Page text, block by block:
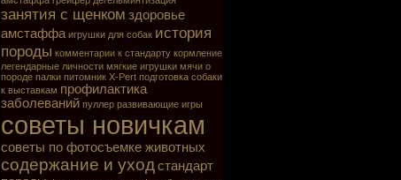
занятия с щенком здоровье
амстаффа игрушки для собак история
породы комментарии к стандарту кормление
легендарные личности мягкие игрушки мячи о
породе палки питомник X-Pert подготовка собаки
к выставкам профилактика
заболеваний пуллер развивающие игры
советы новичкам
советы по фотосъемке животных
содержание и уход стандарт